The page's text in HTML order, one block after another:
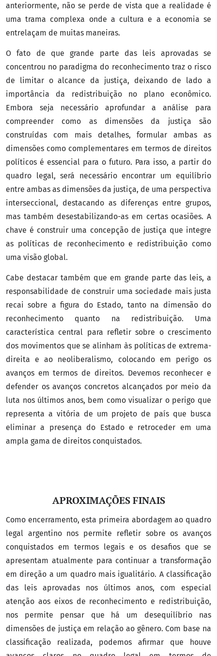
anteriormente, não se perde de vista que a realidade é
uma trama complexa onde a cultura e a economia se
entrelaçam de muitas maneiras.
O fato de que grande parte das leis aprovadas se
concentrou no paradigma do reconhecimento traz o risco
de limitar o alcance da justiça, deixando de lado a
importância da redistribuição no plano econômico.
Embora seja necessário aprofundar a análise para
compreender como as dimensões da justiça são
construídas com mais detalhes, formular ambas as
dimensões como complementares em termos de direitos
políticos é essencial para o futuro. Para isso, a partir do
quadro legal, será necessário encontrar um equilíbrio
entre ambas as dimensões da justiça, de uma perspectiva
interseccional, destacando as diferenças entre grupos,
mas também desestabilizando-as em certas ocasiões. A
chave é construir uma concepção de justiça que integre
as políticas de reconhecimento e redistribuição como
uma visão global.
Cabe destacar também que em grande parte das leis, a
responsabilidade de construir uma sociedade mais justa
recai sobre a figura do Estado, tanto na dimensão do
reconhecimento quanto na redistribuição. Uma
característica central para refletir sobre o crescimento
dos movimentos que se alinham às políticas de extrema-
direita e ao neoliberalismo, colocando em perigo os
avanços em termos de direitos. Devemos reconhecer e
defender os avanços concretos alcançados por meio da
luta nos últimos anos, bem como visualizar o perigo que
representa a vitória de um projeto de país que busca
eliminar a presença do Estado e retroceder em uma
ampla gama de direitos conquistados.
APROXIMAÇÕES FINAIS
Como encerramento, esta primeira abordagem ao quadro
legal argentino nos permite refletir sobre os avanços
conquistados em termos legais e os desafios que se
apresentam atualmente para continuar a transformação
em direção a um quadro mais igualitário. A classificação
das leis aprovadas nos últimos anos, com especial
atenção aos eixos de reconhecimento e redistribuição,
nos permite pensar que há um desequilíbrio nas
dimensões de justiça em relação ao gênero. Com base na
classificação realizada, podemos afirmar que houve